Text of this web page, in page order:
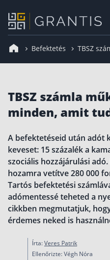
Melyiket
Nyugdíj
Nyugdíj
Nyugdíj
Nyugdíj
működése
Önkéntes
Befektetés TBSZ
TBSZ számla
minden, amit
A befektetéseid után adót
keveset: 15 százalék a
szociális hozzájárulási
hozamra vetítve 280 000
Tartós befektetési
adómentessé teheted a
cikkben megmutatjuk,
érdemes neked is
Írta:Veres Patrik
Ellenőrizte: Végh Nóra